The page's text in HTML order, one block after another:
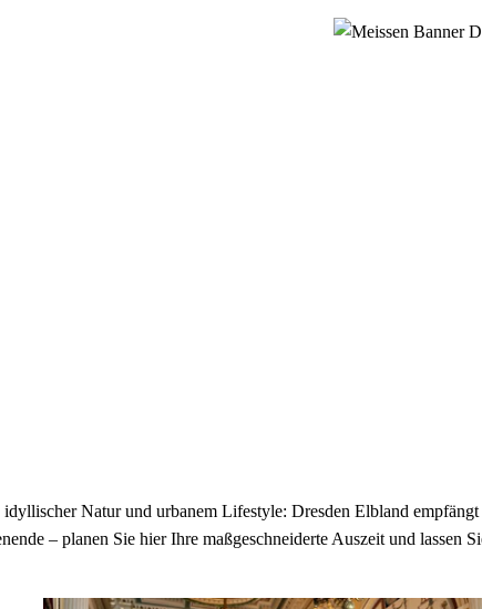
Natur und urbanem Lifestyle: Dresden Elbland
– planen Sie hier Ihre maßgeschneiderte Auszeit und lassen